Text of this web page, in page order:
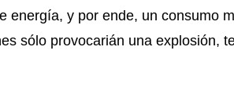
energía, y por ende, un consumo
sólo provocarián una explosión,